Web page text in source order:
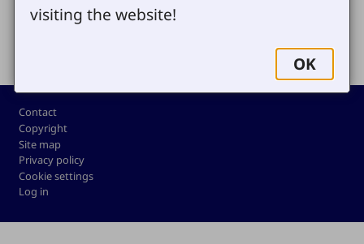
Share
Footer
Contact
Copyright
Site map
Privacy policy
Cookie settings
Log in
visiting the website!
OK